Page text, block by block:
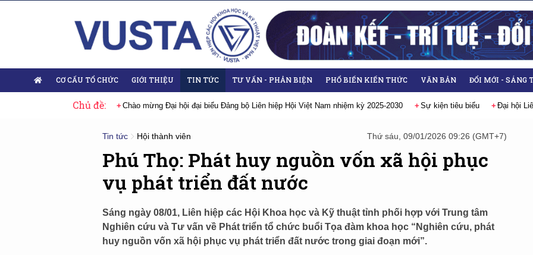
CƠ CẤU TỔ CHỨC GIỚI THIỆU TIN TỨC TƯ VẤN - PHẢN BIỆN PHỔ BIẾN KIẾN THỨC VĂN BẢN ĐỔI MỚI - SÁNG
Chủ đề:
Chào mừng Đại hội đại biểu Đảng bộ Liên hiệp Hội Việt Nam nhiệm kỳ 2025-2030 Sự kiện tiêu biểu Đại hội Liên hiệp các Hội Khoa học và
Tin tức Hội thành viên Thứ sáu, 09/01/2026 09:26 (GMT+7)
Phú Thọ: Phát huy nguồn vốn xã hội phục
vụ phát triển đất nước
Sáng ngày 08/01, Liên hiệp các Hội Khoa học và Kỹ thuật tỉnh phối hợp với Trung tâm
Nghiên cứu và Tư vấn về Phát triển tổ chức buổi Tọa đàm khoa học “Nghiên cứu, phát
huy nguồn vốn xã hội phục vụ phát triển đất nước trong giai đoạn mới”.